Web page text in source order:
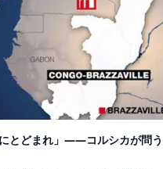
にとどまれ」——コルシカが問